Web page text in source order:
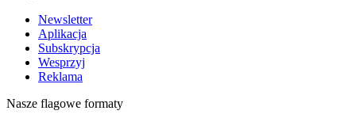
Newsletter
Aplikacja
Subskrypcja
Wesprzyj
Reklama
Nasze flagowe formaty